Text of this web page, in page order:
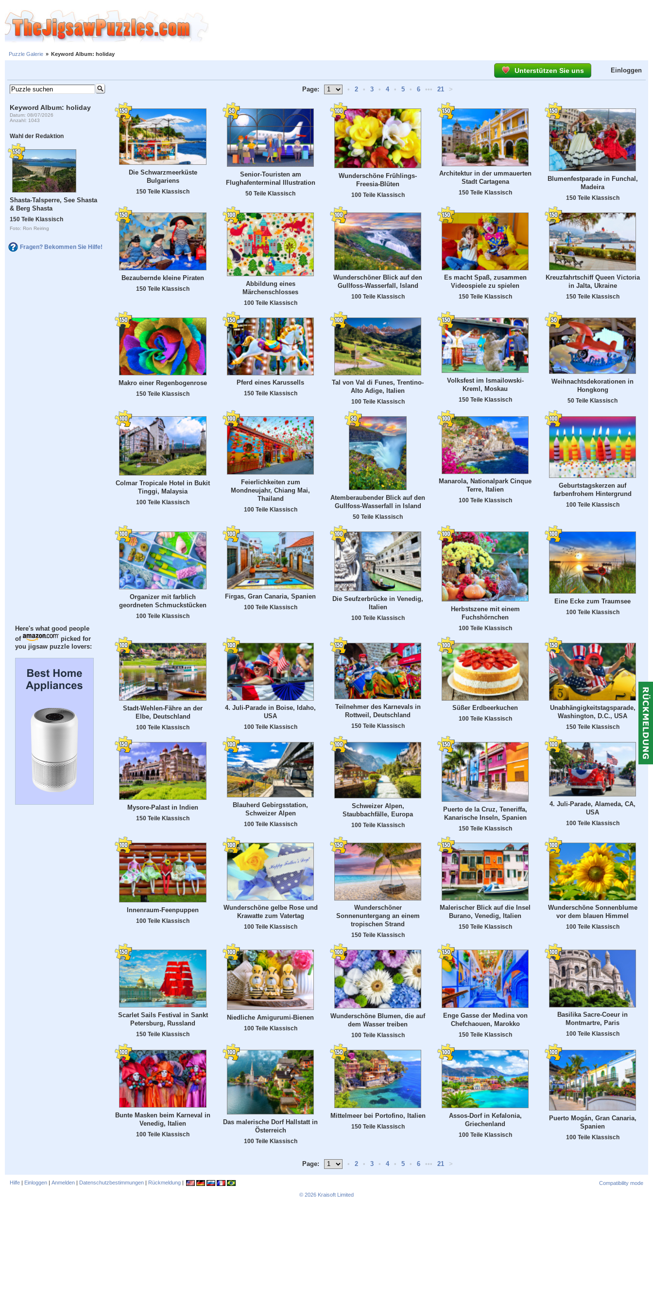
Puzzle Galerie » Keyword Album: holiday
Unterstützen Sie uns Einloggen
Keyword Album: holiday
Datum: 08/07/2026
Anzahl: 1043
Wahl der Redaktion
Shasta-Talsperre, See Shasta
& Berg Shasta
150 Teile Klassisch
Foto: Ron Reiring
Fragen? Bekommen Sie Hilfe!
Here's what good people
of
picked for
you jigsaw puzzle lovers:
Page: • 2 • 3 • 4 • 5 • 6 ••• 21 >
Die Schwarzmeerküste
Bulgariens
150 Teile Klassisch
Senior-Touristen am
Flughafenterminal Illustration
50 Teile Klassisch
Wunderschöne Frühlings-
Freesia-Blüten
100 Teile Klassisch
Architektur in der ummauerten
Stadt Cartagena
150 Teile Klassisch
Blumenfestparade in Funchal,
Madeira
150 Teile Klassisch
Bezaubernde kleine Piraten
150 Teile Klassisch
Abbildung eines
Märchenschlosses
100 Teile Klassisch
Wunderschöner Blick auf den
Gullfoss-Wasserfall, Island
100 Teile Klassisch
Es macht Spaß, zusammen
Videospiele zu spielen
150 Teile Klassisch
Kreuzfahrtschiff Queen Victoria
in Jalta, Ukraine
150 Teile Klassisch
Makro einer Regenbogenrose
150 Teile Klassisch
Pferd eines Karussells
150 Teile Klassisch
Tal von Val di Funes, Trentino-
Alto Adige, Italien
100 Teile Klassisch
Volksfest im Ismailowski-
Kreml, Moskau
150 Teile Klassisch
Weihnachtsdekorationen in
Hongkong
50 Teile Klassisch
Colmar Tropicale Hotel in Bukit
Tinggi, Malaysia
100 Teile Klassisch
Feierlichkeiten zum
Mondneujahr, Chiang Mai,
Thailand
100 Teile Klassisch
Atemberaubender Blick auf den
Gullfoss-Wasserfall in Island
50 Teile Klassisch
Manarola, Nationalpark Cinque
Terre, Italien
100 Teile Klassisch
Geburtstagskerzen auf
farbenfrohem Hintergrund
100 Teile Klassisch
Organizer mit farblich
geordneten Schmuckstücken
100 Teile Klassisch
Firgas, Gran Canaria, Spanien
100 Teile Klassisch
Die Seufzerbrücke in Venedig,
Italien
100 Teile Klassisch
Herbstszene mit einem
Fuchshörnchen
100 Teile Klassisch
Eine Ecke zum Traumsee
100 Teile Klassisch
Stadt-Wehlen-Fähre an der
Elbe, Deutschland
100 Teile Klassisch
4. Juli-Parade in Boise, Idaho,
USA
100 Teile Klassisch
Teilnehmer des Karnevals in
Rottweil, Deutschland
150 Teile Klassisch
Süßer Erdbeerkuchen
100 Teile Klassisch
Unabhängigkeitstagsparade,
Washington, D.C., USA
150 Teile Klassisch
Mysore-Palast in Indien
150 Teile Klassisch
Blauherd Gebirgsstation,
Schweizer Alpen
100 Teile Klassisch
Schweizer Alpen,
Staubbachfälle, Europa
100 Teile Klassisch
Puerto de la Cruz, Teneriffa,
Kanarische Inseln, Spanien
150 Teile Klassisch
4. Juli-Parade, Alameda, CA,
USA
100 Teile Klassisch
Innenraum-Feenpuppen
100 Teile Klassisch
Wunderschöne gelbe Rose und
Krawatte zum Vatertag
100 Teile Klassisch
Wunderschöner
Sonnenuntergang an einem
tropischen Strand
150 Teile Klassisch
Malerischer Blick auf die Insel
Burano, Venedig, Italien
150 Teile Klassisch
Wunderschöne Sonnenblume
vor dem blauen Himmel
100 Teile Klassisch
Scarlet Sails Festival in Sankt
Petersburg, Russland
150 Teile Klassisch
Niedliche Amigurumi-Bienen
100 Teile Klassisch
Wunderschöne Blumen, die auf
dem Wasser treiben
100 Teile Klassisch
Enge Gasse der Medina von
Chefchaouen, Marokko
150 Teile Klassisch
Basilika Sacre-Coeur in
Montmartre, Paris
100 Teile Klassisch
Bunte Masken beim Karneval in
Venedig, Italien
100 Teile Klassisch
Das malerische Dorf Hallstatt in
Österreich
100 Teile Klassisch
Mittelmeer bei Portofino, Italien
150 Teile Klassisch
Assos-Dorf in Kefalonia,
Griechenland
100 Teile Klassisch
Puerto Mogán, Gran Canaria,
Spanien
100 Teile Klassisch
Page: • 2 • 3 • 4 • 5 • 6 ••• 21 >
Hilfe | Einloggen | Anmelden | Datenschutzbestimmungen | Rückmeldung |
Compatibility mode
© 2026 Kraisoft Limited